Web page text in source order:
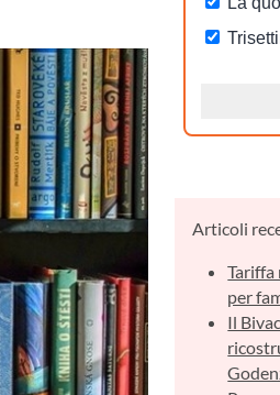
Articoli
Tariffa
per
Il